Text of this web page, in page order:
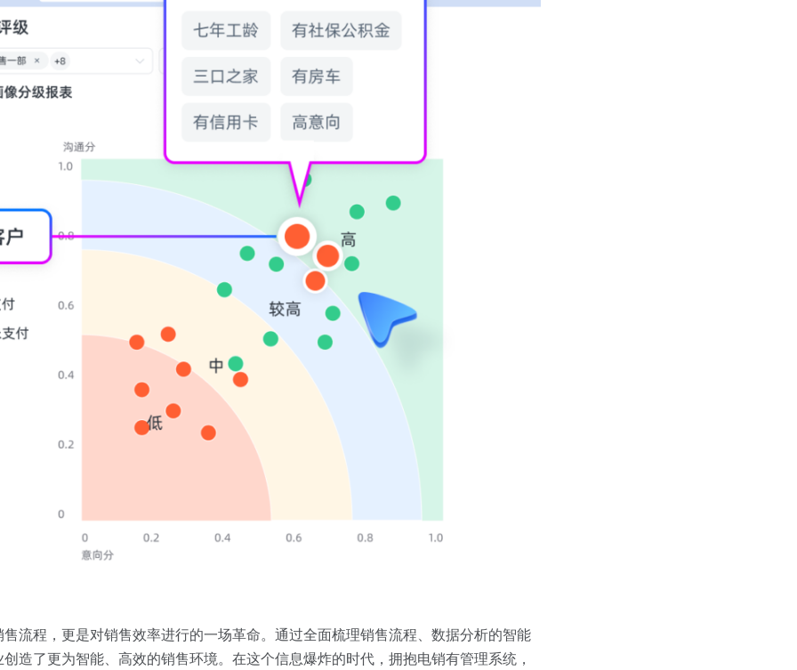
流程，更是对销售效率进行的一场革命。通过全面梳理销售流程、数据分析的智能
造了更为智能、高效的销售环境。在这个信息爆炸的时代，拥抱电销有管理系统，